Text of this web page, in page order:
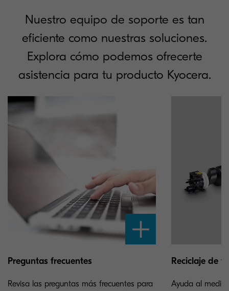
Nuestro equipo de soporte es tan
eficiente como nuestras soluciones.
Explora cómo podemos ofrecerte
asistencia para tu producto Kyocera.
Preguntas frecuentes
Revisa las preguntas más frecuentes para
Reciclaje de
Ayuda al